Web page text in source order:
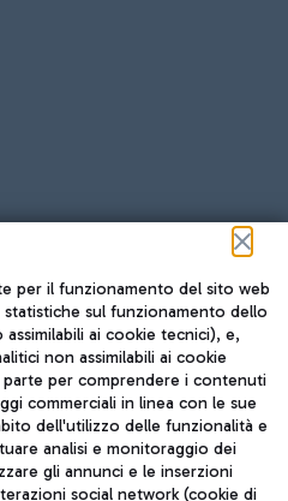
della vicinanza
facile spostarsi
di Fiumicino da Roma
JOURNAL
ITA
per il funzionamento del sito web
sul funzionamento dello
ai cookie tecnici), e,
non assimilabili ai cookie
per comprendere i contenuti
commerciali in linea con le sue
dell'utilizzo delle funzionalità e
analisi e monitoraggio dei
gli annunci e le inserzioni
social network (cookie di